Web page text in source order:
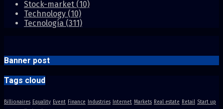
Stock-market (10)
Technology (10)
Tecnología (311)
Banner post
Tags cloud
Billionaires Equality Event Finance Industries Internet Markets Real estate Retail Start up